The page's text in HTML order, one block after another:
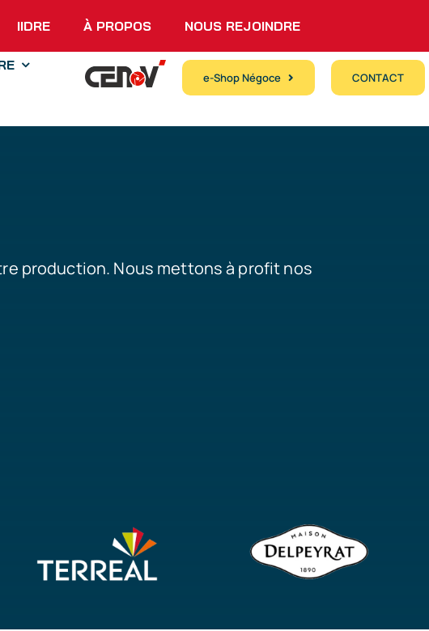
IIDRE À PROPOS NOUS REJOINDRE
e-Shop Négoce CONTACT
production. Nous mettons à profit nos